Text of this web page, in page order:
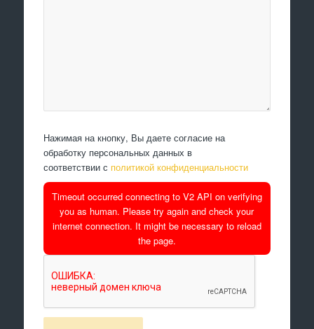
Нажимая на кнопку, Вы даете согласие на
обработку персональных данных в
соответствии с политикой конфиденциальности
Timeout occurred connecting to V2 API on verifying
you as human. Please try again and check your
internet connection. It might be necessary to reload
the page.